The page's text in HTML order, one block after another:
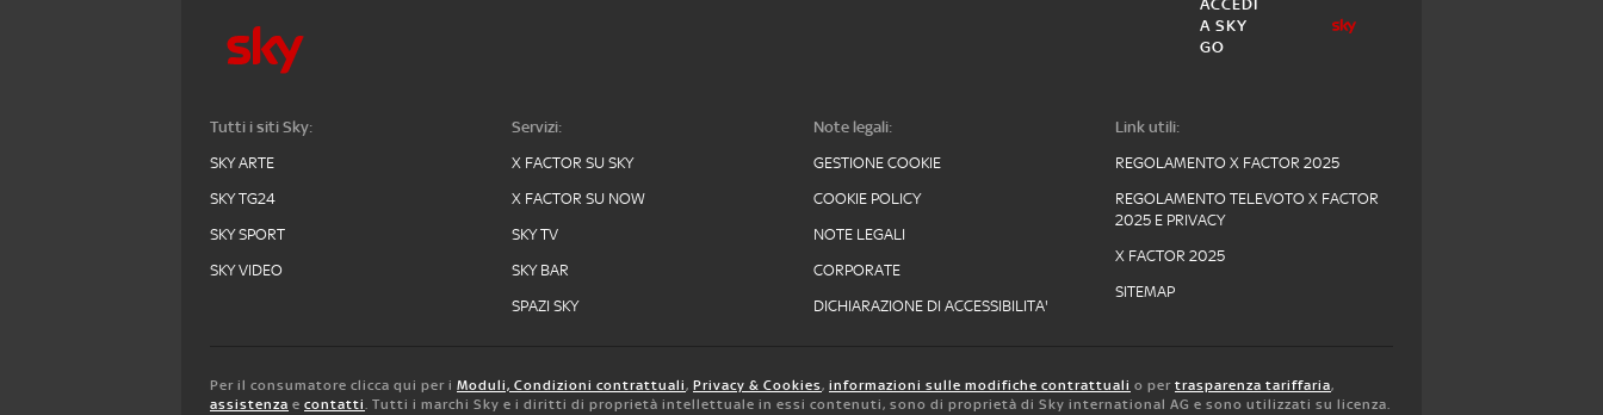
ACCEDI
A SKY
GO
Tutti i siti Sky:
SKY ARTE
SKY TG24
SKY SPORT
SKY VIDEO
Servizi:
X FACTOR SU SKY
X FACTOR SU NOW
SKY TV
SKY BAR
SPAZI SKY
Note legali:
GESTIONE COOKIE
COOKIE POLICY
NOTE LEGALI
CORPORATE
DICHIARAZIONE DI ACCESSIBILITA'
Link utili:
REGOLAMENTO X FACTOR 2025
REGOLAMENTO TELEVOTO X FACTOR
2025 E PRIVACY
X FACTOR 2025
SITEMAP
Per il consumatore clicca qui per i Moduli, Condizioni contrattuali, Privacy & Cookies, informazioni sulle modifiche contrattuali o per trasparenza tariffaria,
assistenza e contatti. Tutti i marchi Sky e i diritti di proprietà intellettuale in essi contenuti, sono di proprietà di Sky international AG e sono utilizzati su licenza.